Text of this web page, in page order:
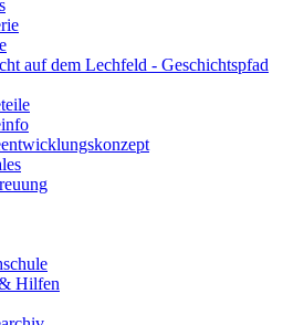
auf dem Lechfeld - Geschichtspfad
Hilfen